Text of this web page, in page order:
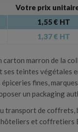
×
×
Votre prix
1,55 € HT
1,37 € HT
carton marron de la
ses teintes végétales
fines,
un packaging
transport de
et coffretiers